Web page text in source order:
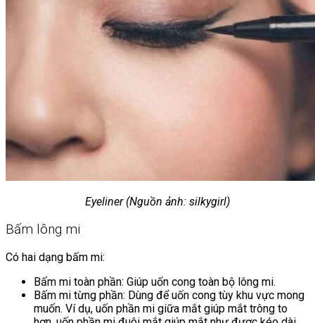
Eyeliner (Nguồn ảnh: silkygirl)
Bấm lông mi
Có hai dạng bấm mi:
Bấm mi toàn phần: Giúp uốn cong toàn bộ lông mi.
Bấm mi từng phần: Dùng để uốn cong tùy khu vực mong
muốn. Ví dụ, uốn phần mi giữa mắt giúp mắt trông to